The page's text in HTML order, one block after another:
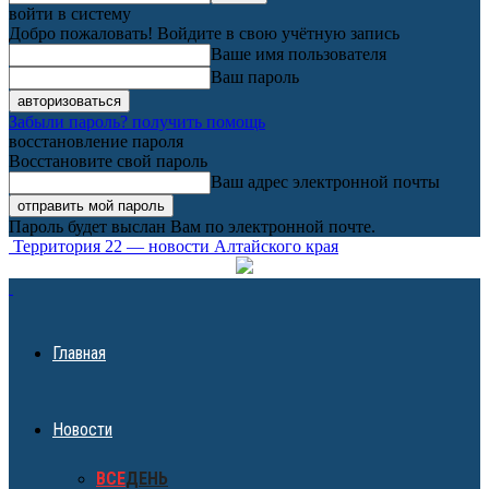
войти в систему
Добро пожаловать! Войдите в свою учётную запись
Ваше имя пользователя
Ваш пароль
Забыли пароль? получить помощь
восстановление пароля
Восстановите свой пароль
Ваш адрес электронной почты
Пароль будет выслан Вам по электронной почте.
Территория 22 — новости Алтайского края
Главная
Новости
ВСЕДЕНЬ